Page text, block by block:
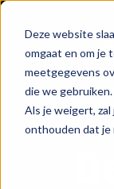
Deze website
omgaat en om je
meetgegevens
die we gebruiken.
Als je weigert,
onthouden dat